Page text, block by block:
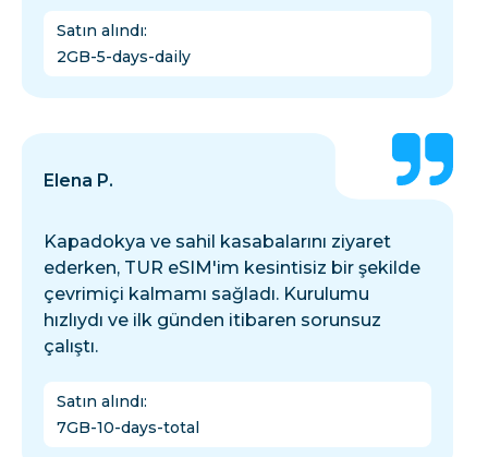
Satın alındı:
2GB-5-days-daily
Elena P.
Kapadokya ve sahil kasabalarını ziyaret
ederken, TUR eSIM'im kesintisiz bir şekilde
çevrimiçi kalmamı sağladı. Kurulumu
hızlıydı ve ilk günden itibaren sorunsuz
çalıştı.
Satın alındı:
7GB-10-days-total